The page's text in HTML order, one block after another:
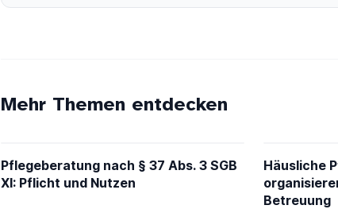
Mehr Themen entdecken
Pflegeberatung nach § 37 Abs. 3 SGB
XI: Pflicht und Nutzen
Häusliche
Betreuung